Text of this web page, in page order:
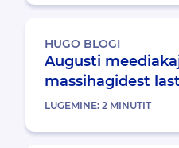
HUGO BLOGI
Augusti
massihagidest
LUGEMINE: 2 MINUTIT